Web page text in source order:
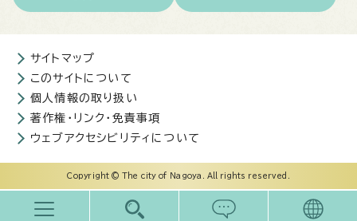
サイトマップ
このサイトについて
個人情報の取り扱い
著作権・リンク・免責事項
ウェブアクセシビリティについて
Copyright © The city of Nagoya. All rights reserved.